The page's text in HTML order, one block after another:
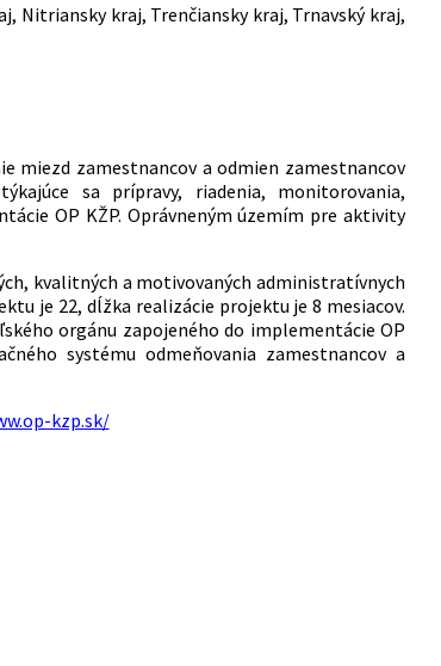
Nitriansky kraj, Trenčiansky kraj, Trnavský kraj,
miezd zamestnancov a odmien zamestnancov
sa prípravy, riadenia, monitorovania,
OP KŽP. Oprávneným územím pre aktivity
kvalitných a motivovaných administratívnych
je 22, dĺžka realizácie projektu je 8 mesiacov.
orgánu zapojeného do implementácie OP
systému odmeňovania zamestnancov a
kzp.sk/